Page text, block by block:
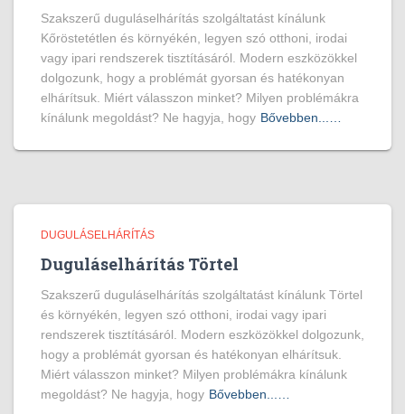
Szakszerű duguláselhárítás szolgáltatást kínálunk
Kőröstetétlen és környékén, legyen szó otthoni, irodai
vagy ipari rendszerek tisztításáról. Modern eszközökkel
dolgozunk, hogy a problémát gyorsan és hatékonyan
elhárítsuk. Miért válasszon minket? Milyen problémákra
kínálunk megoldást? Ne hagyja, hogy Bővebben...…
DUGULÁSELHÁRÍTÁS
Duguláselhárítás Törtel
Szakszerű duguláselhárítás szolgáltatást kínálunk Törtel
és környékén, legyen szó otthoni, irodai vagy ipari
rendszerek tisztításáról. Modern eszközökkel dolgozunk,
hogy a problémát gyorsan és hatékonyan elhárítsuk.
Miért válasszon minket? Milyen problémákra kínálunk
megoldást? Ne hagyja, hogy Bővebben...…